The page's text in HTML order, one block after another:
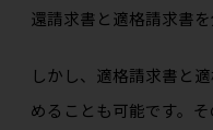
還請求書と適格請求書を
しかし、適格請求書と
めることも可能です。